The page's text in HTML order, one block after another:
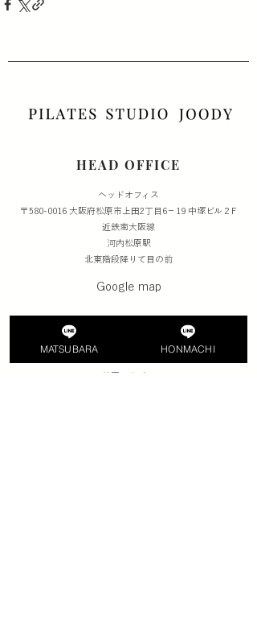
HEAD OFFICE
​ヘッドオフィス
〒580-0016 大阪府松原市上田2丁目6−19 中塚ビル２F
​近鉄南大阪線
河内松原駅
北東階段降りて目の前
Google map
MATSUBARA
松原スタジオ
MATSUBARA HONMACHI